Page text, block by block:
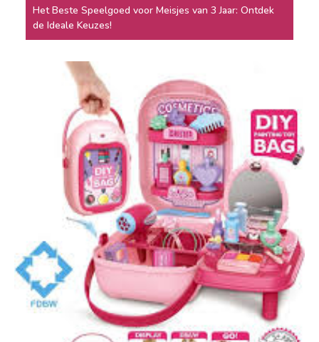
Het Beste Speelgoed voor Meisjes van 3 Jaar: Ontdek
de Ideale Keuzes!